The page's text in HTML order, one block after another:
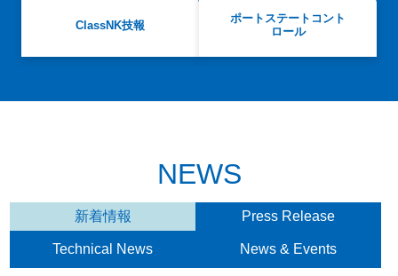
ClassNK技報
ポートステートコント
ロール
NEWS
新着情報 Press Release
Technical News News & Events